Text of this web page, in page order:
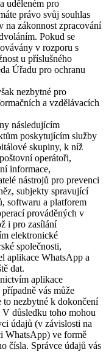
uděleném pro
právo svůj souhlas
zákonnost zpracování
Pokud se
v rozporu s
u příslušného
Úřadu pro ochranu
nezbytné pro
a vzdělávacích
následujícím
poskytujícím služby
skupiny, k níž
operátoři,
informace,
nástrojů pro prevenci
subjekty spravující
softwaru a platforem
prováděných v
i pro zasílání
elektronické
společnosti,
aplikace WhatsApp a
dat.
aplikace
vás může
to nezbytné k dokončení
důsledku toho mohou
údajů (v závislosti na
WhatsApp) ve formě
čísla. Správce údajů vás